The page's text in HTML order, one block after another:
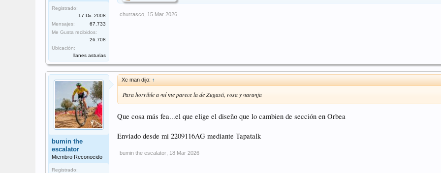
Registrado:
17 Dic 2008
Mensajes:
67.733
Me Gusta recibidos:
26.708
Ubicación:
llanes asturias
churrasco 15 Mar 2026
bumin the
escalator
Miembro Reconocido
Registrado:
Xc man dijo: ↑
Para horrible a mí me parece la de Zugasti, rosa y naranja
Que cosa más fea...el que elige el diseño que lo cambien de sección en Orbea
Enviado desde mi 2209116AG mediante Tapatalk
bumin the escalator 18 Mar 2026